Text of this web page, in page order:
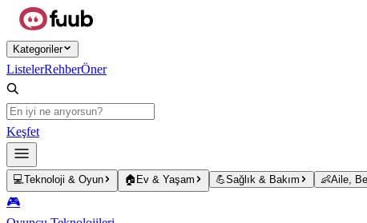
Ana içeriğe atla
Kategoriler
ListelerRehberÖner
Keşfet
💻Teknoloji & Oyun 🏠 Ev & Yaşam 💪Sağlık & Bakım 👶Aile,
🎮